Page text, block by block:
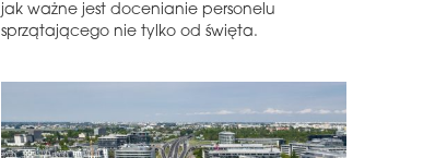
jak ważne jest docenianie personelu
sprzątającego nie tylko od święta.